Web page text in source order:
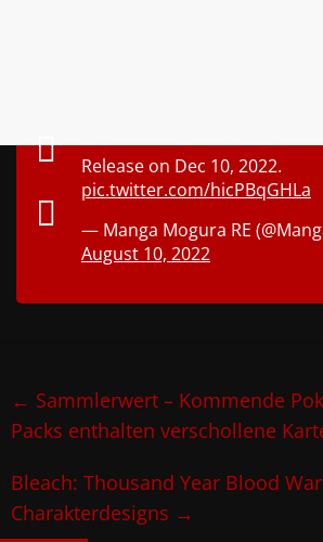
Release on Dec 10, 2022.
pic.twitter.com/hicPBqGHLa
— Manga Mogura RE
August 10, 2022
← Sammlerwert – Kommende
Packs enthalten verschollene
Bleach: Thousand Year Blood
Charakterdesigns →